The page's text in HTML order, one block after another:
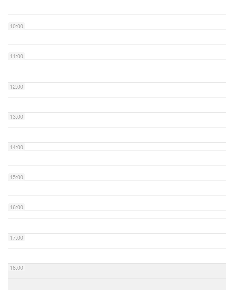
10:00
11:00
12:00
13:00
14:00
15:00
16:00
17:00
18:00